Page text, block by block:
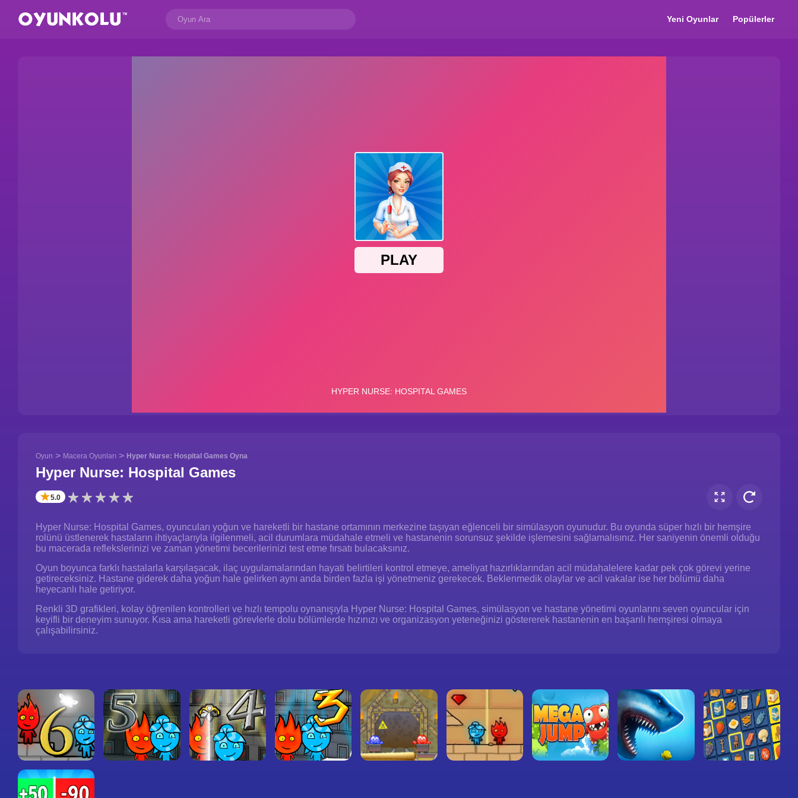
Yeni Oyunlar Popülerler
Oyun > Macera Oyunları > Hyper Nurse: Hospital Games Oyna
Hyper Nurse: Hospital Games
✭5.0
Hyper Nurse: Hospital Games, oyuncuları yoğun ve hareketli bir hastane ortamının merkezine taşıyan eğlenceli bir simülasyon oyunudur. Bu oyunda süper hızlı bir hemşire
rolünü üstlenerek hastaların ihtiyaçlarıyla ilgilenmeli, acil durumlara müdahale etmeli ve hastanenin sorunsuz şekilde işlemesini sağlamalısınız. Her saniyenin önemli olduğu
bu macerada reflekslerinizi ve zaman yönetimi becerilerinizi test etme fırsatı bulacaksınız.
Oyun boyunca farklı hastalarla karşılaşacak, ilaç uygulamalarından hayati belirtileri kontrol etmeye, ameliyat hazırlıklarından acil müdahalelere kadar pek çok görevi yerine
getireceksiniz. Hastane giderek daha yoğun hale gelirken aynı anda birden fazla işi yönetmeniz gerekecek. Beklenmedik olaylar ve acil vakalar ise her bölümü daha
heyecanlı hale getiriyor.
Renkli 3D grafikleri, kolay öğrenilen kontrolleri ve hızlı tempolu oynanışıyla Hyper Nurse: Hospital Games, simülasyon ve hastane yönetimi oyunlarını seven oyuncular için
keyifli bir deneyim sunuyor. Kısa ama hareketli görevlerle dolu bölümlerde hızınızı ve organizasyon yeteneğinizi göstererek hastanenin en başarılı hemşiresi olmaya
çalışabilirsiniz.